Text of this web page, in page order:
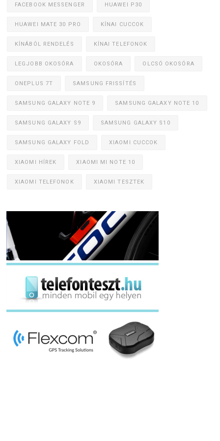
FACEBOOK MESSENGER HUAWEI P30
HUAWEI MATE 30 PRO KÍNAI CUCCOK
KÍNÁBÓL RENDELÉS KÍNAI TELEFONOK
LEGJOBB OKOSÓRA OKOSÓRA OLCSÓ OKOSÓRA
ONEPLUS 7T SAMSUNG FRISSÍTÉS
SAMSUNG GALAXY NOTE 9 SAMSUNG GALAXY NOTE 10
SAMSUNG GALAXY S9 SAMSUNG GALAXY S10
SAMSUNG GALAXY FOLD XIAOMI CUCCOK
XIAOMI HÍREK XIAOMI MI NOTE 10
XIAOMI TELEFONOK XIAOMI TESZTEK